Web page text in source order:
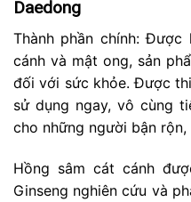
Daedong
Thành phần chính:
cánh và mật ong, sản
đối với sức khỏe. Được
sử dụng ngay, vô cùng
cho những người bận
Hồng sâm cát cánh
Ginseng nghiên cứu và